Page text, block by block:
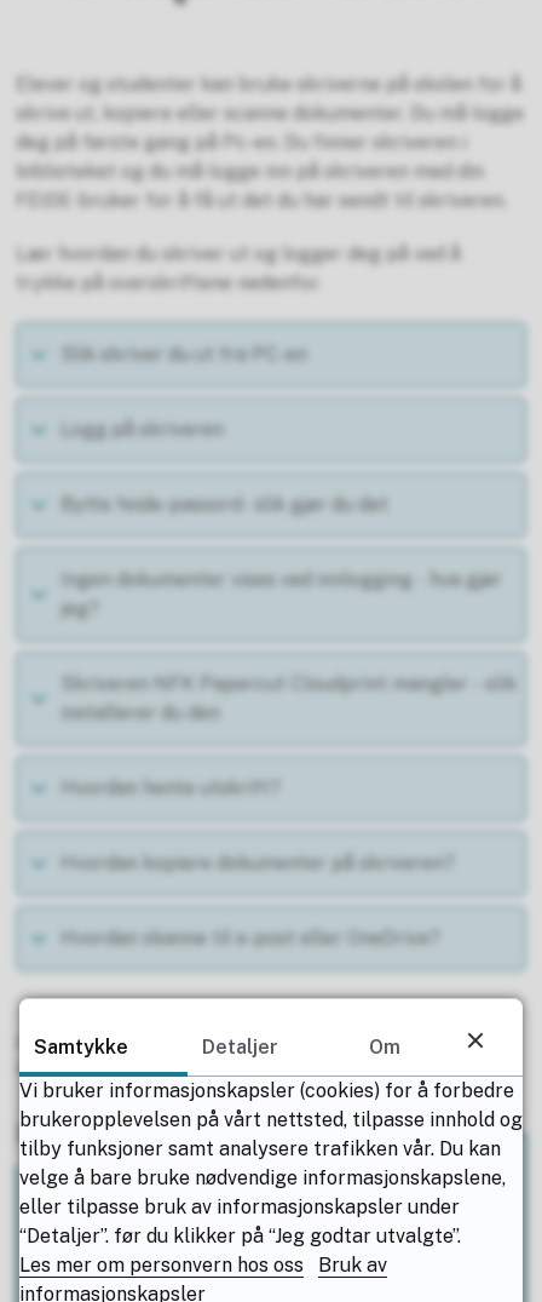
Elever og studenter kan bruke skriverne på skolen for å
skrive ut, kopiere eller scanne dokumenter. Du må logge
deg på første gang på Pc-en. Du finner skriveren i
biblioteket og du må logge inn på skriveren med din
FEIDE-bruker for å få ut det du har sendt til skriveren.
Lær hvordan du skriver ut og logger deg på ved å
trykke på overskriftene nedenfor.
Slik skriver du ut fra PC-en
Logg på skriveren
Bytte feide-passord- slik gjør du det
Ingen dokumenter vises ved innlogging - hva gjør
jeg?
Skriveren NFK Papercut Cloudprint mangler - slik
installerer du den
Hvordan hente utskrift?
Hvordan kopiere dokumenter på skriveren?
Hvordan skanne til e-post eller OneDrive?
Publisert av Anja Almås Tangeraaas
Publisert 22.08.2025 12.34
Person
IKT Brukerstøtte
E-post til IKT Brukerstøtte
Samtykke Detaljer
Om
Vi bruker informasjonskapsler (cookies) for å forbedre
brukeropplevelsen på vårt nettsted, tilpasse innhold og
tilby funksjoner samt analysere trafikken vår. Du kan
velge å bare bruke nødvendige informasjonskapslene,
eller tilpasse bruk av informasjonskapsler under
“Detaljer”. før du klikker på “Jeg godtar utvalgte”.
Les mer om personvern hos oss
Bruk av
informasjonskapsler